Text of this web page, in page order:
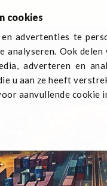
cookies
advertenties te
analyseren. Ook
adverteren en
u aan ze heeft
aanvullende cookie
SectorenNieuws